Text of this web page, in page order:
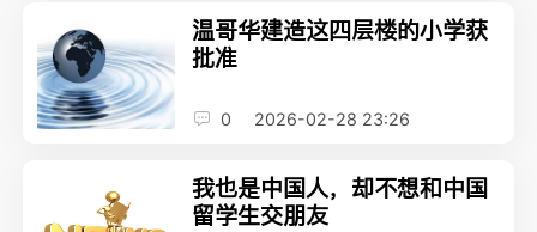
温哥华建造这四层楼的小学获
批准
0 2026-02-28 23:26
我也是中国人，却不想和中国
留学生交朋友